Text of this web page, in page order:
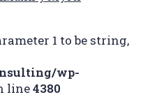
1 to be string,
wp-
line4380